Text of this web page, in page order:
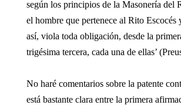
según los principios de la Masonería del
el hombre que pertenece al Rito Escocés
así, viola toda obligación, desde la
trigésima tercera, cada una de ellas’
No haré comentarios sobre la patente
está bastante clara entre la primera